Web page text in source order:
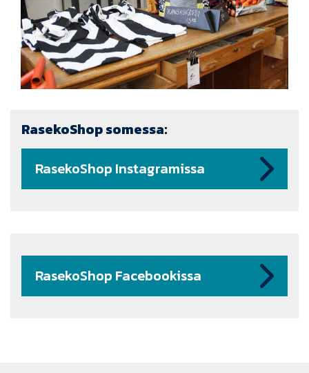
RasekoShop somessa:
RasekoShop Instagramissa
RasekoShop Facebookissa